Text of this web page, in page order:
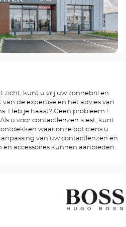
zicht, kunt u vrij uw zonnebril en
de expertise en het advies van
Heb je haast? Geen probleem !
u voor contactlenzen kiest, kunt
waar onze opticiens u
van uw contactlenzen en
accessoires kunnen aanbieden.